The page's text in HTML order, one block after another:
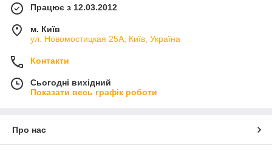
Працює з 12.03.2012
м. Київ
ул. Новомостицкая 25А, Київ, Україна
Контакти
Сьогодні вихідний
Показати весь графік роботи
Про нас